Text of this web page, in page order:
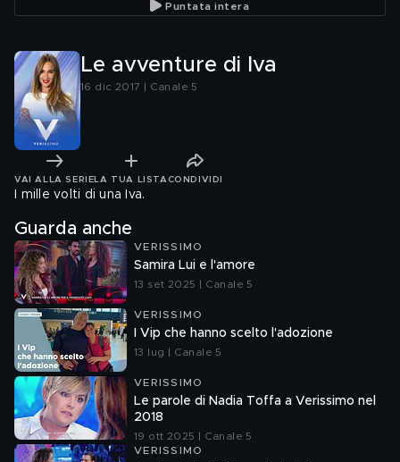
Puntata intera
Le avventure di Iva
16 dic 2017 | Canale 5
VAI ALLA SERIE LA TUA LISTA CONDIVIDI
I mille volti di una Iva.
Guarda anche
VERISSIMO
Samira Lui e l'amore
13 set 2025 | Canale 5
VERISSIMO
I Vip che hanno scelto l'adozione
13 lug | Canale 5
VERISSIMO
Le parole di Nadia Toffa a Verissimo nel
2018
19 ott 2025 | Canale 5
VERISSIMO